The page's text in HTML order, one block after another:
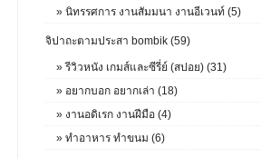
» นิทรรศการ งานสัมมนา งานอีเวนท์ (5)
จิปาถะตามประสา bombik (59)
»รีวิวหนัง เกมส์และซีรี่ย์ (สปอย) (31)
» อยากบอก อยากเล่า (18)
» งานอดิเรก งานฝีมือ (4)
» ทำอาหาร ทำขนม (6)